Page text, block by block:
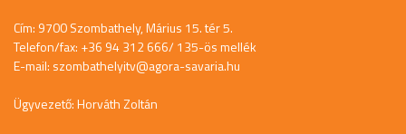
Cím: 9700 Szombathely, Márius 15. tér 5.
Telefon/fax: +36 94 312 666/ 135-ös mellék
E-mail: szombathelyitv@agora-savaria.hu
Ügyvezető: Horváth Zoltán